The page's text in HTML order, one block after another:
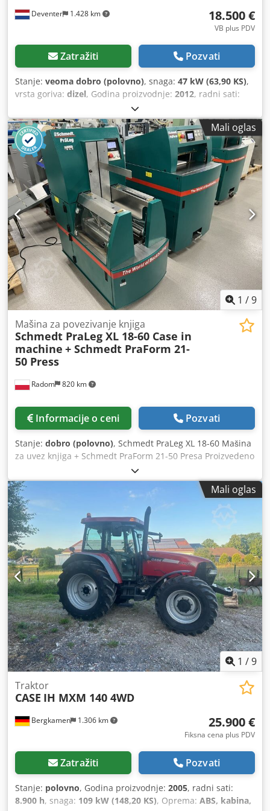
Deventer 1.428 km 18.500 €
VB plus PDV
Zatražiti Pozvati
Stanje: veoma dobro (polovno), snaga: 47 kW (63,90 KS),
vrsta goriva: dizel, Godina proizvodnje: 2012, radni sati:
, = Dodatne opcije i pribor = Crsdpfxezrd Uaj An Ujf
- Upravljanje sa 2 pedale - Zatvorena kabina = Napomene =
CASE 121E, serija 3 – Godina proizvodnje 2012 – 1.060
radnih sati CASE 121E, serija 3, utovarivač, godina
proizvodnje 2012. Mašina je u dobrom stanju i ima samo
1.060 radnih sati. Mašina je u dobrom stanju, kako
tehnički, tako i vizuelno. Pogodna je za različite primene i
spremna je za upotrebu. Karakteristike: * Godina
proizvodnje: 2012 * Samo 1.060 radnih sati * Dobro
tehničko i vizuelno stanje * Spreman za upotrebu Za
dodatne informacije ili za dogovor oko termina za pregled,
slobodno nas kontaktirajte. = Dodatne informacije =
Godina proizvodnje: 2012 Sopstvena težina: 5.800 kg
Nosivost: 1.540 kg Ukupna dozvoljena masa: 7.340 kg
Tehničko stanje: vrlo dobro Vizuelno stanje: vrlo dobro
Serijski broj: FNH121ESNCHP00140 Obratite se Gerritu
Haverhoeku za dodatne informacije.
Mali oglas
1 /9
Radom 820 km
Mašina za povezivanje knjiga
Schmedt PraLeg XL 18-60 Case in
machine + Schmedt PraForm 21-
50 Press
Informacije o ceni Pozvati
Stanje: dobro (polovno), Schmedt PraLeg XL 18-60 Mašina
za uvez knjiga + Schmedt PraForm 21-50 Presa Proizvedeno
2022. godine. Schmedt PraLeg XL 18-60 Uređaj za kačenje
knjižnog bloka Mašina u dobrom stanju, spremna za rad.
Mašina ubacuje knjižni blok u pripremljenu tvrdu koricu.
Dva uređaja za nanošenje lepka, kontinuirano podešavanje
debljine lepka. Format: Visina bloka: 80 – 450 mm Širina
bloka: 110 – 450 mm Debljina bloka: 2 – 80 mm Kapacitet:
oko 200 – 300 kom/h Napajanje: 230V Težina: 300 kg
Proizvedeno u Nemačkoj. Schmedt PraForm 21-50 Presa za
knjige Presa za knjige sa glodačem za žlebove. Proizvedeno
u Schmedt, Nemačka. Mašina je u veoma dobrom stanju,
odmah spremna za proizvodnju. Tehničke specifikacije:
Maksimalni format: 420 x 520 x 100 mm Težina: 220 kg
Napajanje: 230 V + komprimovani vazduh. Cena je za set
od dve mašine. Credpfx Anozdazbo Uef
Mali oglas
1 /9
Bergkamen 1.306 km
Traktor
CASE IH MXM 140 4WD
25.900 €
Fiksna cena plus PDV
Zatražiti Pozvati
Stanje: polovno, Godina proizvodnje: 2005, radni sati:
8.900 h, snaga: 109 kW (148,20 KS), Oprema: ABS, kabina,